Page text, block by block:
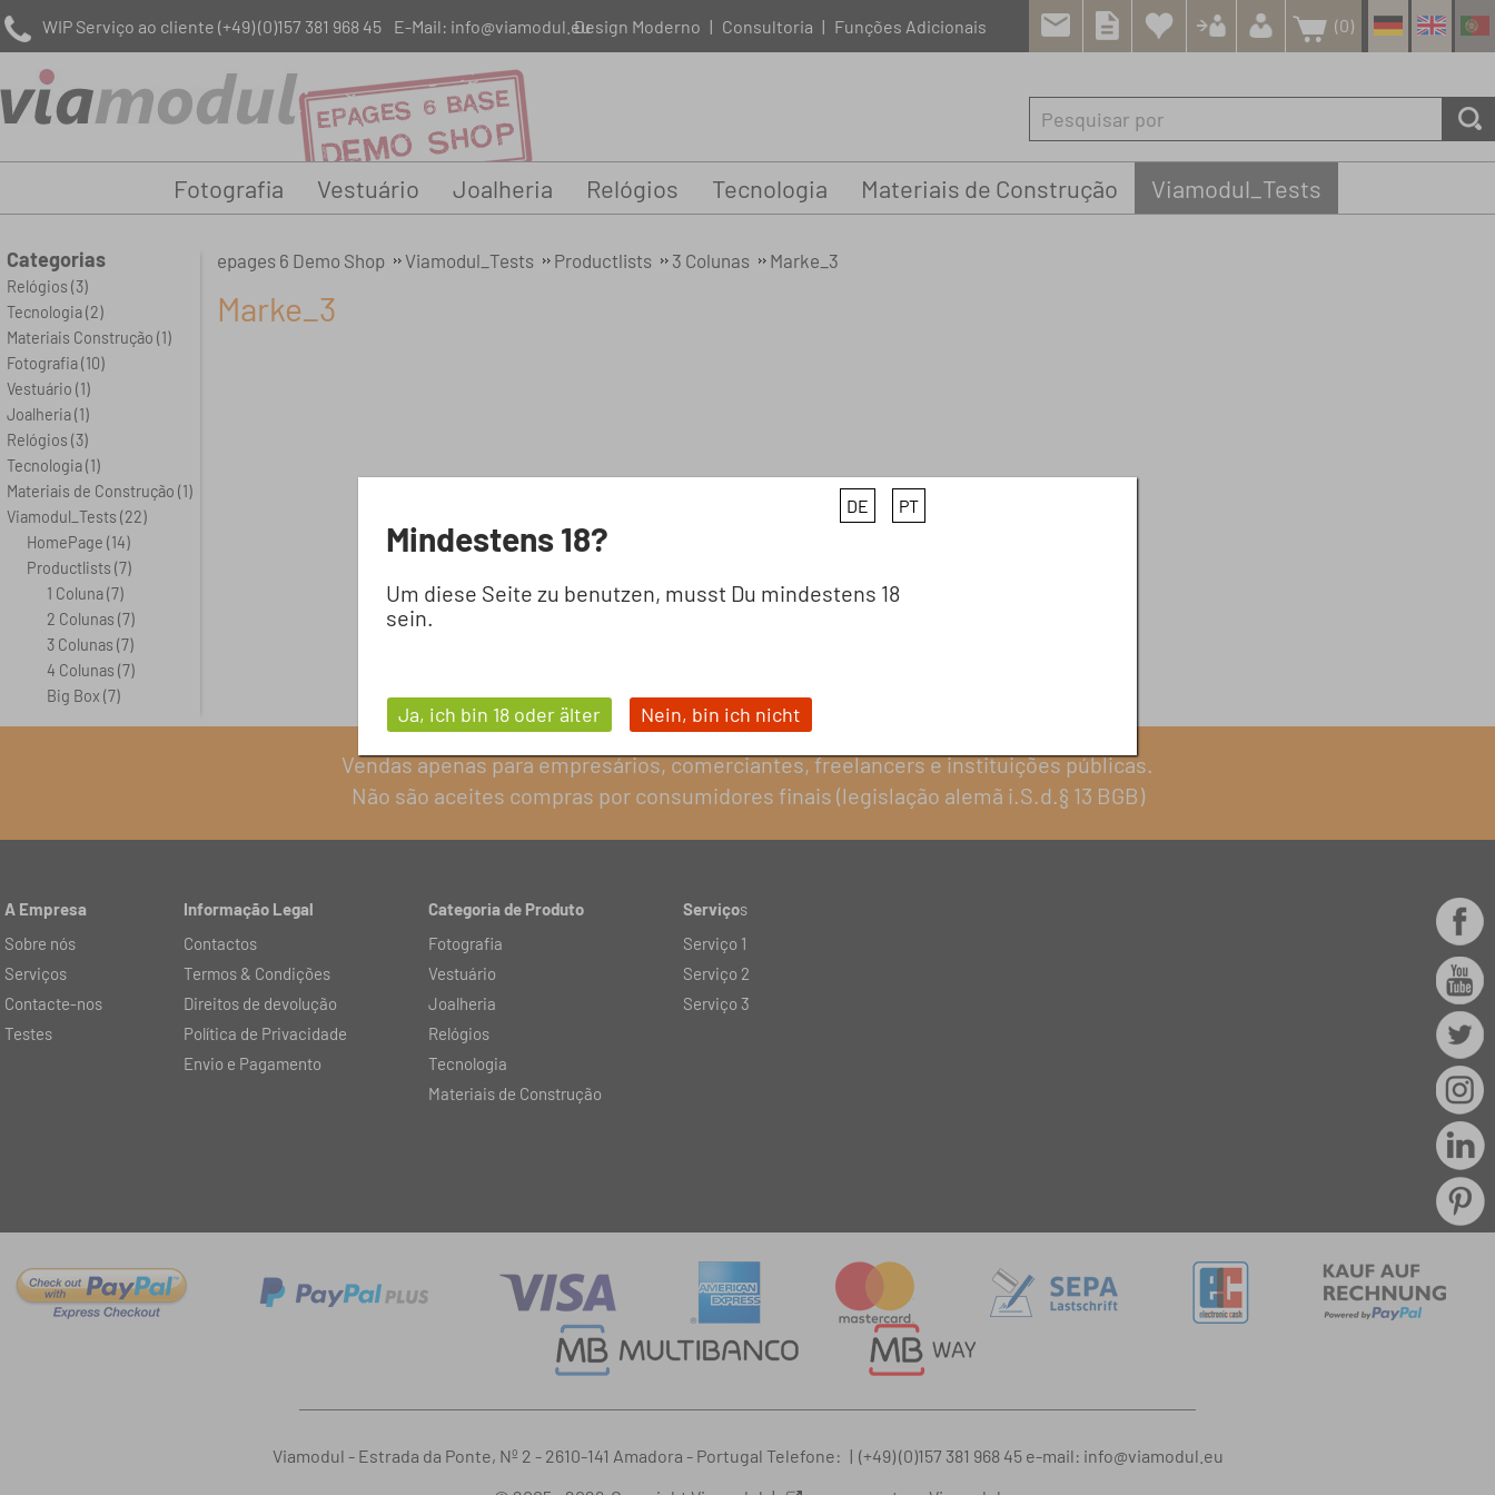
DE PT
Mindestens 18?
Um diese Seite zu benutzen, musst Du mindestens 18
sein.
Ja, ich bin 18 oder älter Nein, bin ich nicht
WIP Serviço ao cliente (+49) (0)157 381 968 45 E-Mail: info@viamodul.euDesign Moderno | Consultoria | Funções Adicionais (0)
Fotografia Vestuário Joalheria Relógios Tecnologia Materiais de Construção Viamodul_Tests
Categorias
Relógios (3)
Tecnologia(2)
Materiais Construção (1)
Fotografia(10)
Vestuário (1)
Joalheria(1)
Relógios (3)
Tecnologia(1)
Materiais de Construção (1)
Viamodul_Tests (22)
HomePage (14)
Productlists (7)
1 Coluna(7)
2 Colunas (7)
3 Colunas (7)
4 Colunas (7)
Big Box (7)
epages 6 Demo Shop Viamodul_Tests Productlists 3 Colunas Marke_3
Marke_3
Vendas apenas para empresários, comerciantes, freelancers e instituições públicas.
Não são aceites compras por consumidores finais (legislação alemã i.S.d.§ 13 BGB)
A Empresa
Sobre nós
Serviços
Contacte-nos
Testes
Informação Legal
Contactos
Termos & Condições
Direitos de devolução
Política de Privacidade
Envio e Pagamento
Categoria de Produto
Fotografia
Vestuário
Joalheria
Relógios
Tecnologia
Materiais de Construção
Serviços
Serviço 1
Serviço 2
Serviço 3
Viamodul - Estrada da Ponte, Nº 2 - 2610-141 Amadora - Portugal Telefone: | (+49) (0)157 381 968 45e-mail: info@viamodul.eu